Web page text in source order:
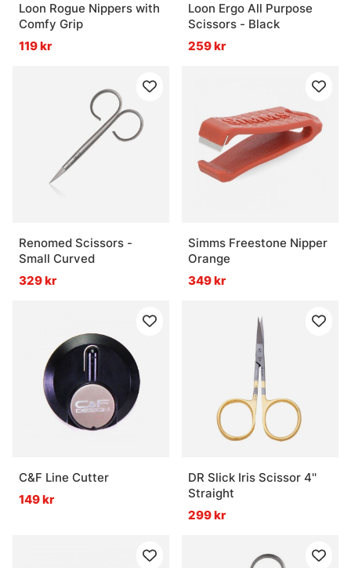
Loon Rogue Nippers with
Comfy Grip
119 kr
Loon Ergo All Purpose
Scissors - Black
259 kr
Renomed Scissors -
Small Curved
329 kr
Simms Freestone Nipper
Orange
349 kr
C&F Line Cutter
149 kr
DR Slick Iris Scissor 4''
Straight
299 kr